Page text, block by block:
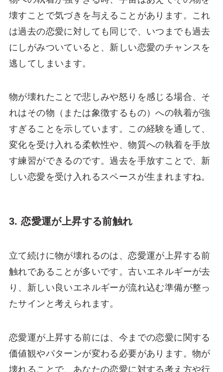
壊すことで気づきを与えることがあります。これ
は過去の恋愛に対しても同じで、いつまでも過去
にしがみついていると、新しい恋愛のチャンスを
逃してしまいます。
物が壊れたことで悲しみや怒りを感じる場合、そ
れはその物（または象徴するもの）への執着が強
すぎることを示しています。この経験を通して、
変化を受け入れる柔軟性や、物質への執着を手放
す練習ができるのです。過去を手放すことで、新
しい恋愛を受け入れるスペースが生まれますね。
3. 恋愛運が上昇する前触れ
立て続けに物が壊れるのは、恋愛運が上昇する前
触れであることが多いです。古いエネルギーが去
り、新しい良いエネルギーが流れ込む準備が整っ
たサインと考えられます。
恋愛運が上昇する前には、今までの恋愛に関する
価値観やパターンが変わる必要があります。物が
壊れることで、あなたの恋愛に対する考え方や行